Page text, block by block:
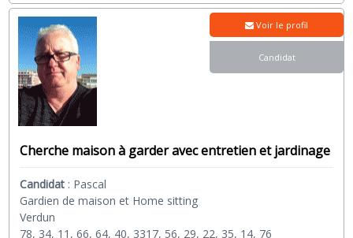
Cherche maison à garder avec entretien et jardinage
Candidat : Pascal
Gardien de maison et Home sitting
Verdun
78, 34, 11, 66, 64, 40, 3317, 56, 29, 22, 35, 14, 76
Voir le profil
Candidat